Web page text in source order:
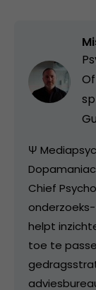
Ψ
Chief
helpt
toe te